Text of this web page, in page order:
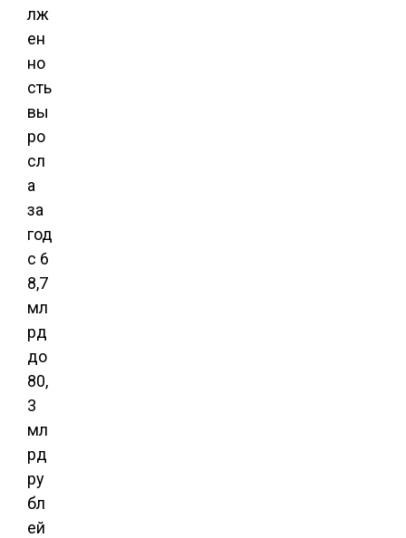
лж
ен
но
сть
вы
ро
сл
а
за
год
с 6
8,7
мл
рд
до
80,
3
мл
рд
ру
бл
ей